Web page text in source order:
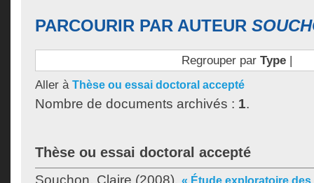
PARCOURIR PAR AUTEUR
Regrouper par Type|
Aller à Thèse ou essai doctoral accepté
Nombre de documents archivés : 1.
Thèse ou essai doctoral accepté
Souchon, Claire (2008). « Étude exploratoire